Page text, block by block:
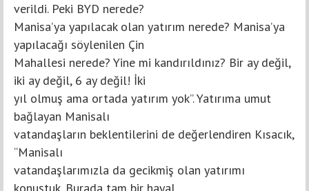
verildi. Peki BYD nerede?
Manisa’ya yapılacak olan yatırım nerede? Manisa’ya
yapılacağı söylenilen Çin
Mahallesi nerede? Yine mi kandırıldınız? Bir ay değil,
iki ay değil, 6 ay değil! İki
yıl olmuş ama ortada yatırım yok”. Yatırıma umut
bağlayan Manisalı
vatandaşların beklentilerini de değerlendiren Kısacık,
“Manisalı
vatandaşlarımızla da gecikmiş olan yatırımı